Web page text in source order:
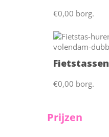
€0,00 borg.
Fietstassen
€0,00 borg.
Prijzen